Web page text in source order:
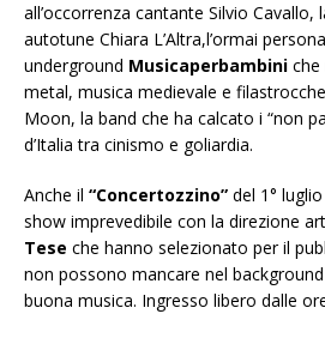
all’occorrenza cantante Silvio Cavallo,
autotune Chiara L’Altra,l’ormai
underground Musicaperbambini
metal, musica medievale e
Moon, la band che ha calcato i “non
d’Italia tra cinismo e goliardia.
Anche il “Concertozzino” del 1°
show imprevedibile con la direzione
Tese che hanno selezionato per il
non possono mancare nel
buona musica. Ingresso libero dalle